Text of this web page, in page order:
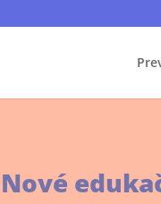
Nové